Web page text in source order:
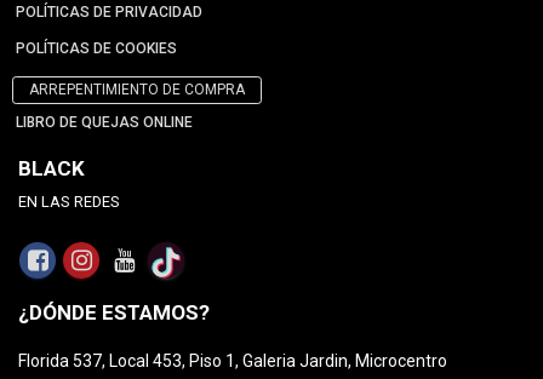
POLÍTICAS DE PRIVACIDAD
POLÍTICAS DE COOKIES
ARREPENTIMIENTO DE COMPRA
LIBRO DE QUEJAS ONLINE
BLACK
EN LAS REDES
¿DÓNDE ESTAMOS?
Florida 537, Local 453, Piso 1, Galeria Jardin, Microcentro